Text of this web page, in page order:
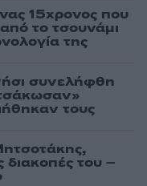
15χρονος που
το τσουνάμι
της
συνελήφθη
τους
διακοπές του –